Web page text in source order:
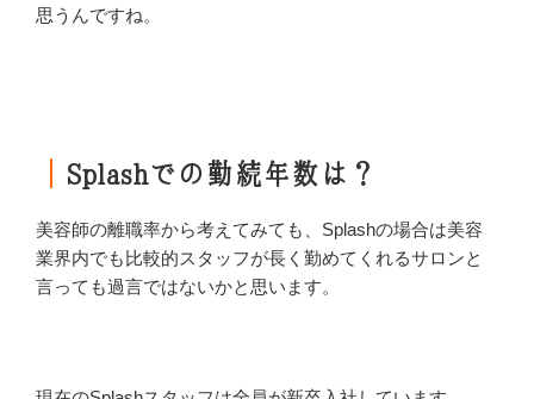
思うんですね。
Splashでの勤続年数は？
美容師の離職率から考えてみても、Splashの場合は美容
業界内でも比較的スタッフが長く勤めてくれるサロンと
言っても過言ではないかと思います。